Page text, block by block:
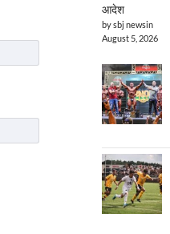
आदेश
by sbj newsin
August 5, 2026